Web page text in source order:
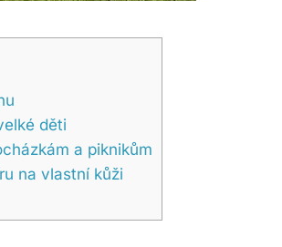
děti
a piknikům
na vlastní kůži